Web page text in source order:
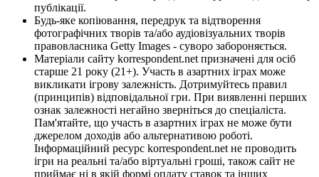
публікації.
Будь-яке копіювання, передрук та відтворення
фотографічних творів та/або аудіовізуальних творів
правовласника Getty Images - суворо забороняється.
Матеріали сайту korrespondent.net призначені для осіб
старше 21 року (21+). Участь в азартних іграх може
викликати ігрову залежність. Дотримуйтесь правил
(принципів) відповідальної гри. При виявленні перших
ознак залежності негайно зверніться до спеціаліста.
Пам'ятайте, що участь в азартних іграх не може бути
джерелом доходів або альтернативою роботі.
Інформаційний ресурс korrespondent.net не проводить
ігри на реальні та/або віртуальні гроші, також сайт не
приймає ні в якій формі оплату ставок та інших